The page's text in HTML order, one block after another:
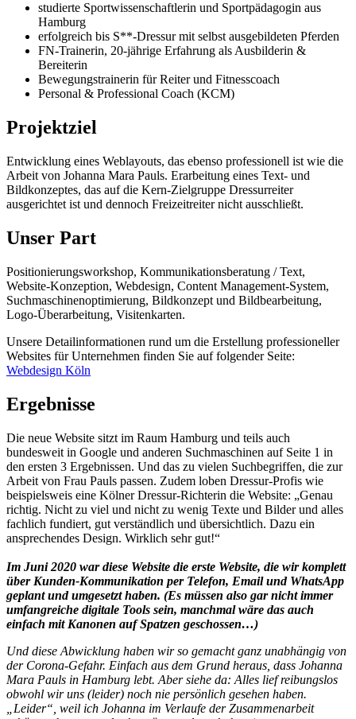
studierte Sportwissenschaftlerin und Sportpädagogin aus
Hamburg
erfolgreich bis S**-Dressur mit selbst ausgebildeten Pferden
FN-Trainerin, 20-jährige Erfahrung als Ausbilderin &
Bereiterin
Bewegungstrainerin für Reiter und Fitnesscoach
Personal & Professional Coach (KCM)
Projektziel
Entwicklung eines Weblayouts, das ebenso professionell ist wie die
Arbeit von Johanna Mara Pauls. Erarbeitung eines Text- und
Bildkonzeptes, das auf die Kern-Zielgruppe Dressurreiter
ausgerichtet ist und dennoch Freizeitreiter nicht ausschließt.
Unser Part
Positionierungsworkshop, Kommunikationsberatung / Text,
Website-Konzeption, Webdesign, Content Management-System,
Suchmaschinenoptimierung, Bildkonzept und Bildbearbeitung,
Logo-Überarbeitung, Visitenkarten.
Unsere Detailinformationen rund um die Erstellung professioneller
Websites für Unternehmen finden Sie auf folgender Seite:
Webdesign Köln
Ergebnisse
Die neue Website sitzt im Raum Hamburg und teils auch
bundesweit in Google und anderen Suchmaschinen auf Seite 1 in
den ersten 3 Ergebnissen. Und das zu vielen Suchbegriffen, die zur
Arbeit von Frau Pauls passen. Zudem loben Dressur-Profis wie
beispielsweis eine Kölner Dressur-Richterin die Website: „Genau
richtig. Nicht zu viel und nicht zu wenig Texte und Bilder und alles
fachlich fundiert, gut verständlich und übersichtlich. Dazu ein
ansprechendes Design. Wirklich sehr gut!“
Im Juni 2020 war diese Website die erste Website, die wir komplett
über Kunden-Kommunikation per Telefon, Email und WhatsApp
geplant und umgesetzt haben. (Es müssen also gar nicht immer
umfangreiche digitale Tools sein, manchmal wäre das auch
einfach mit Kanonen auf Spatzen geschossen…)
Und diese Abwicklung haben wir so gemacht ganz unabhängig von
der Corona-Gefahr. Einfach aus dem Grund heraus, dass Johanna
Mara Pauls in Hamburg lebt. Aber siehe da: Alles lief reibungslos
obwohl wir uns (leider) noch nie persönlich gesehen haben.
„Leider“, weil ich Johanna im Verlaufe der Zusammenarbeit